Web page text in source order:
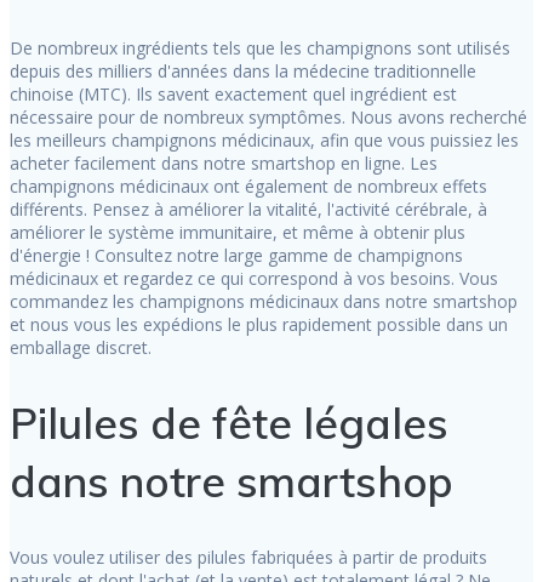
De nombreux ingrédients tels que les champignons sont utilisés
depuis des milliers d'années dans la médecine traditionnelle
chinoise (MTC). Ils savent exactement quel ingrédient est
nécessaire pour de nombreux symptômes. Nous avons recherché
les meilleurs champignons médicinaux, afin que vous puissiez les
acheter facilement dans notre smartshop en ligne. Les
champignons médicinaux ont également de nombreux effets
différents. Pensez à améliorer la vitalité, l'activité cérébrale, à
améliorer le système immunitaire, et même à obtenir plus
d'énergie ! Consultez notre large gamme de champignons
médicinaux et regardez ce qui correspond à vos besoins. Vous
commandez les champignons médicinaux dans notre smartshop
et nous vous les expédions le plus rapidement possible dans un
emballage discret.
Pilules de fête légales
dans notre smartshop
Vous voulez utiliser des pilules fabriquées à partir de produits